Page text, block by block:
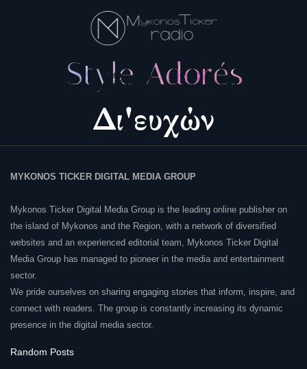
MYKONOS TICKER DIGITAL MEDIA GROUP
Mykonos Ticker Digital Media Group is the leading online publisher on
the island of Mykonos and the Region, with a network of diversified
websites and an experienced editorial team, Mykonos Ticker Digital
Media Group has managed to pioneer in the media and entertainment
sector.
We pride ourselves on sharing engaging stories that inform, inspire, and
connect with readers. The group is constantly increasing its dynamic
presence in the digital media sector.
Random Posts